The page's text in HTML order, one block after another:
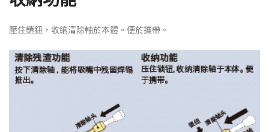
壓住鎖鈕，收納清除軸於本體。便於攜帶。